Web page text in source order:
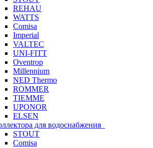
REHAU
WATTS
Comisa
Imperial
VALTEC
UNI-FITT
Oventrop
Millennium
NED Thermo
ROMMER
TIEMME
UPONOR
ELSEN
для водоснабжения
STOUT
Comisa